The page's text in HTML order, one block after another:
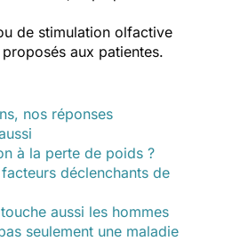
de stimulation olfactive
aux patientes.
nos réponses
à la perte de poids ?
déclenchants de
aussi les hommes
seulement une maladie